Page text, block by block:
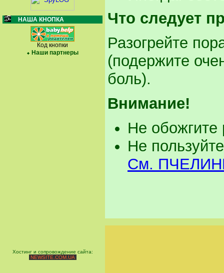
НАША КНОПКА
Код кнопки
Наши партнеры
Что следует
Разогрейте
(подержите
боль).
Внимание!
Не обожгите
Не
См.
Хостинг и сопровождение сайта:
NEWSITE.COM.UA